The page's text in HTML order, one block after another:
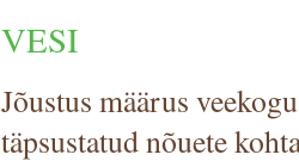
VESI
Jõustus määrus
täpsustatud nõuete